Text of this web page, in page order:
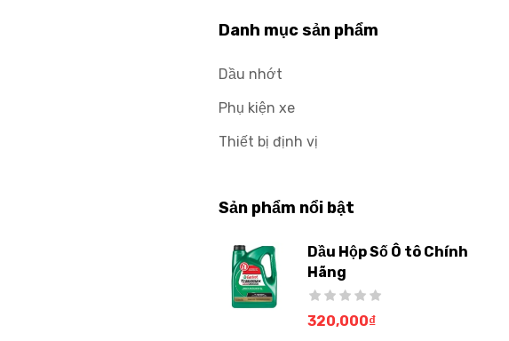
Danh mục sản phẩm
Dầu nhớt
Phụ kiện xe
Thiết bị định vị
Sản phẩm nổi bật
Dầu Hộp Số Ô tô Chính
Hãng
320,000₫